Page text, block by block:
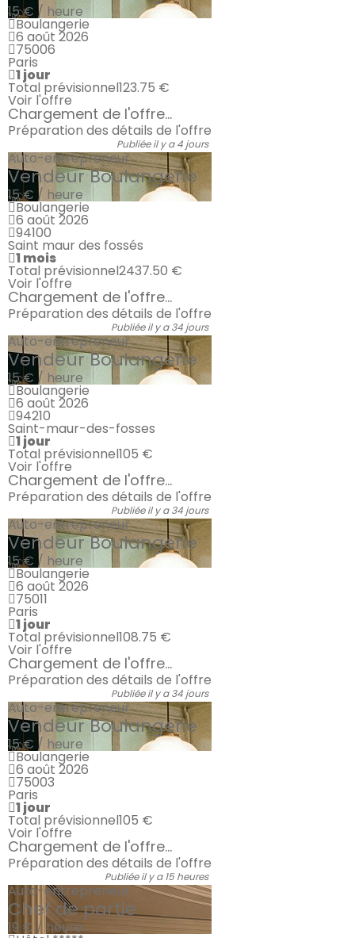
15 € / heure
Boulangerie
6 août 2026
75006
Paris
1 jour
Total prévisionnel123.75 €
Voir l'offre
Chargement de l'offre...
Préparation des détails de l'offre
Publiée il y a 4 jours
Auto-entrepreneur
Vendeur Boulangerie
15 € / heure
Boulangerie
6 août 2026
94100
Saint maur des fossés
1 mois
Total prévisionnel2437.50 €
Voir l'offre
Chargement de l'offre...
Préparation des détails de l'offre
Publiée il y a 34 jours
Auto-entrepreneur
Vendeur Boulangerie
15 € / heure
Boulangerie
6 août 2026
94210
Saint-maur-des-fosses
1 jour
Total prévisionnel105 €
Voir l'offre
Chargement de l'offre...
Préparation des détails de l'offre
Publiée il y a 34 jours
Auto-entrepreneur
Vendeur Boulangerie
15 € / heure
Boulangerie
6 août 2026
75011
Paris
1 jour
Total prévisionnel108.75 €
Voir l'offre
Chargement de l'offre...
Préparation des détails de l'offre
Publiée il y a 34 jours
Auto-entrepreneur
Vendeur Boulangerie
15 € / heure
Boulangerie
6 août 2026
75003
Paris
1 jour
Total prévisionnel105 €
Voir l'offre
Chargement de l'offre...
Préparation des détails de l'offre
Publiée il y a 15 heures
Auto-entrepreneur
Chef de partie
19 € / heure